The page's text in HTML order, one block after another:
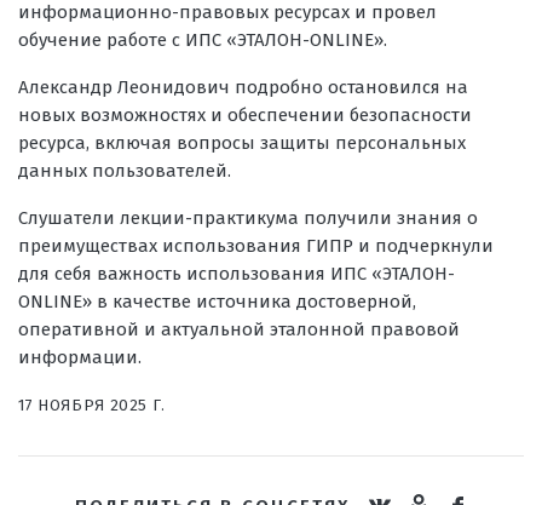
информационно-правовых ресурсах и провел
обучение работе с ИПС «ЭТАЛОН-ONLINE».
Александр Леонидович подробно остановился на
новых возможностях и обеспечении безопасности
ресурса, включая вопросы защиты персональных
данных пользователей.
Слушатели лекции-практикума получили знания о
преимуществах использования ГИПР и подчеркнули
для себя важность использования ИПС «ЭТАЛОН-
ONLINE» в качестве источника достоверной,
оперативной и актуальной эталонной правовой
информации.
17 НОЯБРЯ 2025 Г.